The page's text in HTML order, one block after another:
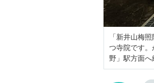
「新井山梅
つ寺院です。
野」駅方面へ